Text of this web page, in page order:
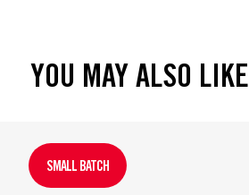
YOU MAY ALSO LIKE
SMALL BATCH